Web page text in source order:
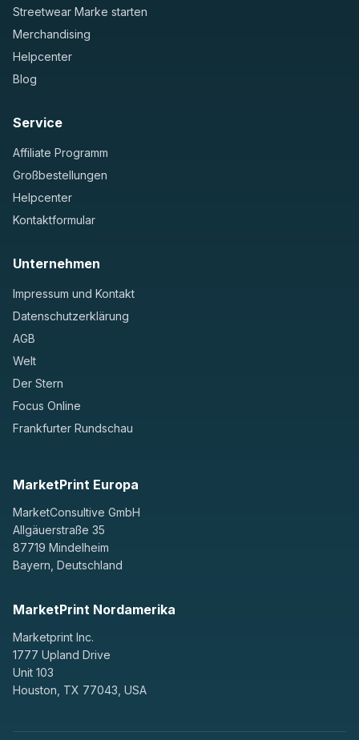
Streetwear Marke starten
Merchandising
Helpcenter
Blog
Service
Affiliate Programm
Großbestellungen
Helpcenter
Kontaktformular
Unternehmen
Impressum und Kontakt
Datenschutzerklärung
AGB
Welt
Der Stern
Focus Online
Frankfurter Rundschau
MarketPrint Europa
MarketConsultive GmbH
Allgäuerstraße 35
87719 Mindelheim
Bayern, Deutschland
MarketPrint Nordamerika
Marketprint Inc.
1777 Upland Drive
Unit 103
Houston, TX 77043, USA